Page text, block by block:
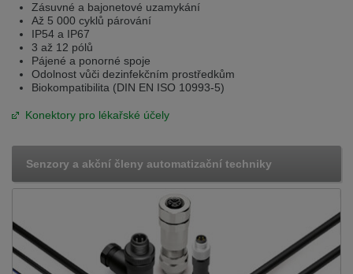
Zásuvné a bajonetové uzamykání
Až 5 000 cyklů párování
IP54 a IP67
3 až 12 pólů
Pájené a ponorné spoje
Odolnost vůči dezinfekčním prostředkům
Biokompatibilita (DIN EN ISO 10993-5)
Konektory pro lékařské účely
Senzory a akční členy automatizační techniky